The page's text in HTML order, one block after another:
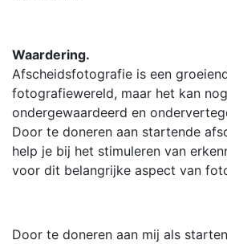
Waardering.
Afscheidsfotografie is een
fotografiewereld, maar het kan
ondergewaardeerd en
Door te doneren aan startende
help je bij het stimuleren van
voor dit belangrijke aspect van
Door te doneren aan mij als